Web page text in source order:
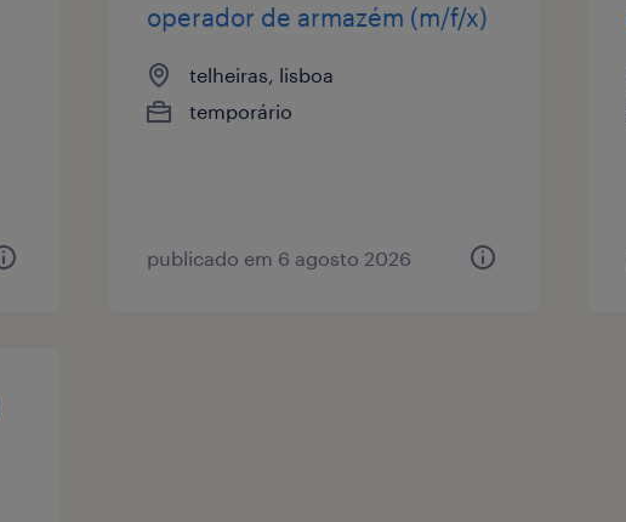
operador de armazém (m/f/x)
telheiras, lisboa
temporário
publicado em 6 agosto 2026